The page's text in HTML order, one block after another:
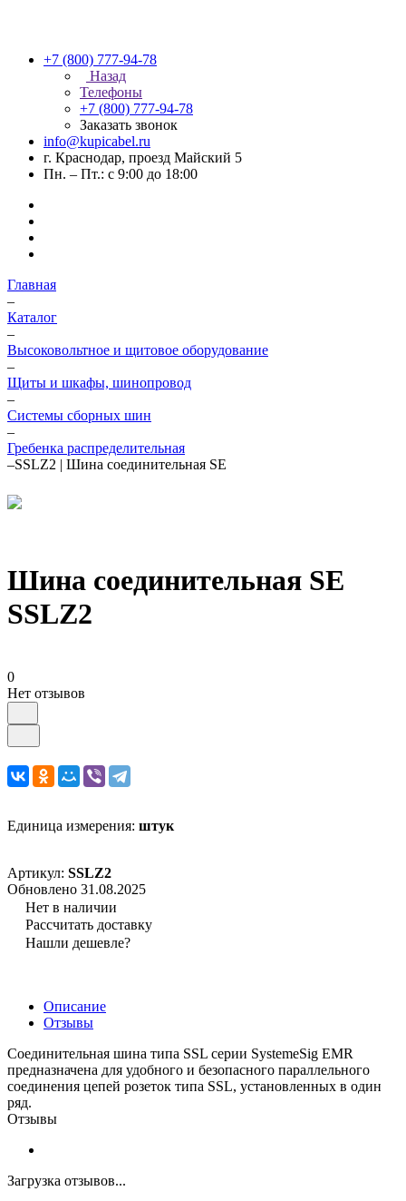
+7 (800) 777-94-78
Назад
Телефоны
+7 (800) 777-94-78
Заказать звонок
info@kupicabel.ru
г. Краснодар, проезд Майский 5
Пн. – Пт.: с 9:00 до 18:00
Главная
–
Каталог
–
Высоковольтное и щитовое оборудование
–
Щиты и шкафы, шинопровод
–
Системы сборных шин
–
Гребенка распределительная
–SSLZ2 | Шина соединительная SE
Шина соединительная SE
SSLZ2
0
Нет отзывов
Единица измерения: штук
Артикул: SSLZ2
Обновлено 31.08.2025
Нет в наличии
Рассчитать доставку
Нашли дешевле?
Описание
Отзывы
Соединительная шина типа SSL серии SystemeSig EMR
предназначена для удобного и безопасного параллельного
соединения цепей розеток типа SSL, установленных в один
ряд.
Отзывы
Загрузка отзывов...